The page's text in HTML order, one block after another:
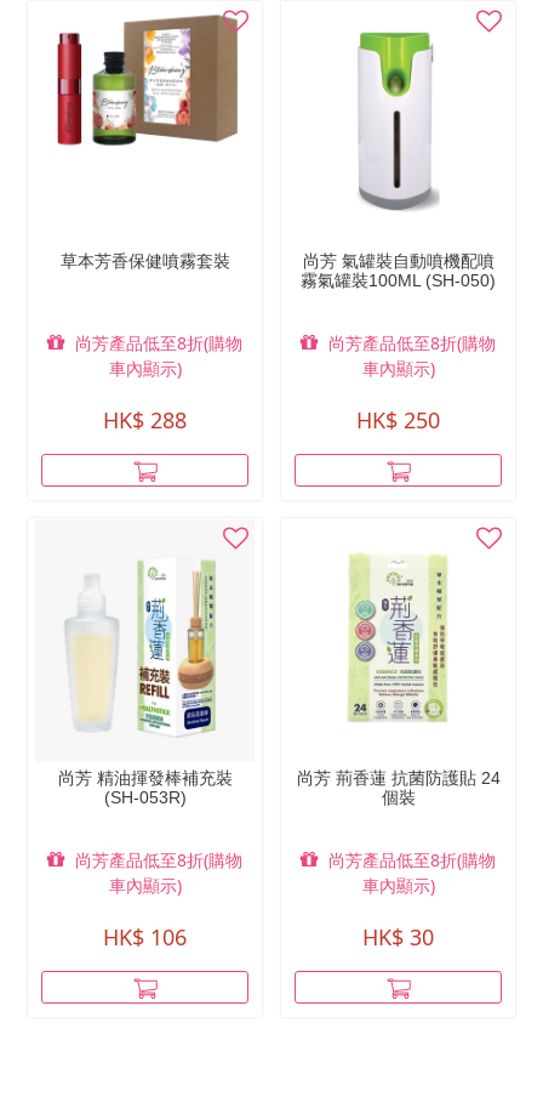
草本芳香保健噴霧套裝
尚芳產品低至8折(購物
車內顯示)
HK$ 288
尚芳 氣罐裝自動噴機配噴
霧氣罐裝100ML (SH-050)
尚芳產品低至8折(購物
車內顯示)
HK$ 250
尚芳 精油揮發棒補充裝
(SH-053R)
尚芳產品低至8折(購物
車內顯示)
HK$ 106
尚芳 荊香蓮 抗菌防護貼 24
個裝
尚芳產品低至8折(購物
車內顯示)
HK$ 30